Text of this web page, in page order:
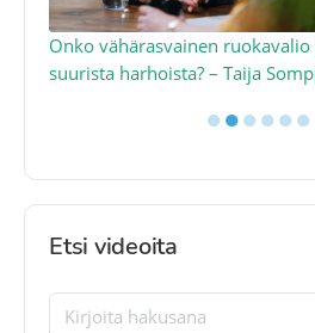
Onko vähärasvainen
suurista harhoista? – Taija
●●●●●●
Etsi videoita